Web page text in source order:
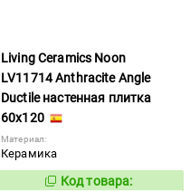
Living Ceramics Noon
LV11714 Anthracite Angle
Ductile настенная плитка
60x120
Материал:
Керамика
1107057
Код товара: